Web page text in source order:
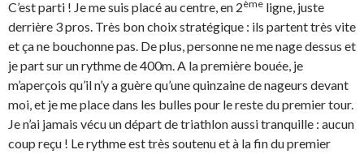
C’est parti ! Je me suis placé au centre, en 2ème ligne, juste
derrière 3 pros. Très bon choix stratégique : ils partent très vite
et ça ne bouchonne pas. De plus, personne ne me nage dessus et
je part sur un rythme de 400m. A la première bouée, je
m’aperçois qu’il n’y a guère qu’une quinzaine de nageurs devant
moi, et je me place dans les bulles pour le reste du premier tour.
Je n’ai jamais vécu un départ de triathlon aussi tranquille : aucun
coup reçu ! Le rythme est très soutenu et à la fin du premier